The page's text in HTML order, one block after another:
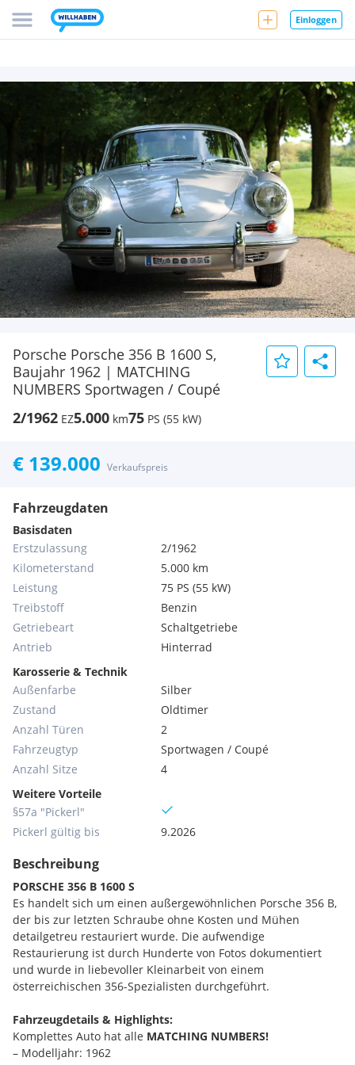
Einloggen
Porsche Porsche 356 B 1600 S,
Baujahr 1962 | MATCHING
NUMBERS Sportwagen / Coupé
2/1962 EZ5.000 km75 PS (55 kW)
€ 139.000 Verkaufspreis
Fahrzeugdaten
Basisdaten
Erstzulassung
2/1962
Kilometerstand
5.000 km
Leistung
75 PS (55 kW)
Treibstoff
Benzin
Getriebeart
Schaltgetriebe
Antrieb
Hinterrad
Karosserie & Technik
Außenfarbe
Silber
Zustand
Oldtimer
Anzahl Türen
2
Fahrzeugtyp
Sportwagen / Coupé
Anzahl Sitze
4
Weitere Vorteile
§57a "Pickerl"
Pickerl gültig bis
9.2026
Beschreibung
PORSCHE 356 B 1600 S
Es handelt sich um einen außergewöhnlichen Porsche 356 B,
der bis zur letzten Schraube ohne Kosten und Mühen
detailgetreu restauriert wurde. Die aufwendige
Restaurierung ist durch Hunderte von Fotos dokumentiert
und wurde in liebevoller Kleinarbeit von einem
österreichischen 356-Spezialisten durchgeführt.
Fahrzeugdetails & Highlights:
Komplettes Auto hat alle MATCHING NUMBERS!
– Modelljahr: 1962